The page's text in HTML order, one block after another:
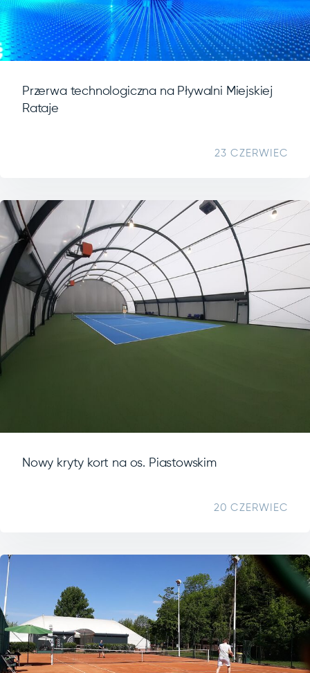
Przerwa technologiczna na Pływalni Miejskiej
Rataje
23 CZERWIEC
Nowy kryty kort na os. Piastowskim
20 CZERWIEC